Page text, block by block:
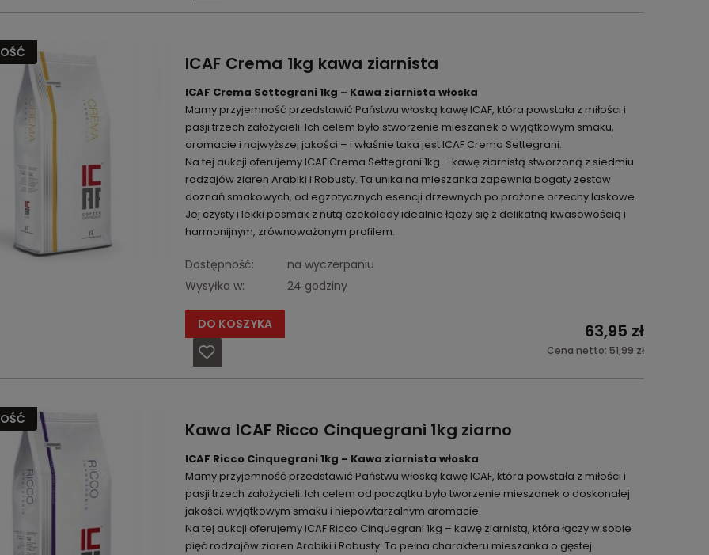
ICAF Crema 1kg kawa ziarnista
ICAF Crema Settegrani 1kg – Kawa ziarnista włoska
Mamy przyjemność przedstawić Państwu włoską kawę ICAF, która powstała z miłości i
pasji trzech założycieli. Ich celem było stworzenie mieszanek o wyjątkowym smaku,
aromacie i najwyższej jakości – i właśnie taka jest ICAF Crema Settegrani.
Na tej aukcji oferujemy ICAF Crema Settegrani 1kg – kawę ziarnistą stworzoną z siedmiu
rodzajów ziaren Arabiki i Robusty. Ta unikalna mieszanka zapewnia bogaty zestaw
doznań smakowych, od egzotycznych esencji drzewnych po prażone orzechy laskowe.
Jej czysty i lekki posmak z nutą czekolady idealnie łączy się z delikatną kwasowością i
harmonijnym, zrównoważonym profilem.
Dostępność:
na wyczerpaniu
Wysyłka w:
24 godziny
63,95 zł
Cena netto: 51,99 zł
DO KOSZYKA
Kawa ICAF Ricco Cinquegrani 1kg ziarno
ICAF Ricco Cinquegrani 1kg – Kawa ziarnista włoska
Mamy przyjemność przedstawić Państwu włoską kawę ICAF, która powstała z miłości i
pasji trzech założycieli. Ich celem od początku było tworzenie mieszanek o doskonałej
jakości, wyjątkowym smaku i niepowtarzalnym aromacie.
Na tej aukcji oferujemy ICAF Ricco Cinquegrani 1kg – kawę ziarnistą, która łączy w sobie
pięć rodzajów ziaren Arabiki i Robusty. To pełna charakteru mieszanka o gęstej